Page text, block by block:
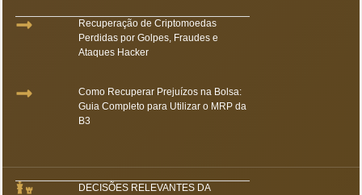
Recuperação de Criptomoedas
Perdidas por Golpes, Fraudes e
Ataques Hacker
Como Recuperar Prejuízos na Bolsa:
Guia Completo para Utilizar o MRP da
B3
DECISÕES RELEVANTES DA